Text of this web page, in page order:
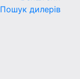
Пошук дилерів